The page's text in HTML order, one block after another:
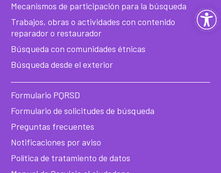
Mecanismos de participación para la búsqueda
Trabajos, obras o actividades con contenido
reparador o restaurador
Búsqueda con comunidades étnicas
Búsqueda desde el exterior
Formulario PQRSD
Formulario de solicitudes de búsqueda
Preguntas frecuentes
Notificaciones por aviso
Política de tratamiento de datos